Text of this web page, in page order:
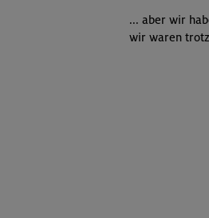
... aber wir
wir waren